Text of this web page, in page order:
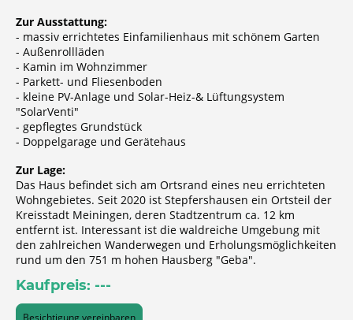
Zur Ausstattung:
- massiv errichtetes Einfamilienhaus mit schönem Garten
- Außenrollläden
- Kamin im Wohnzimmer
- Parkett- und Fliesenboden
- kleine PV-Anlage und Solar-Heiz-& Lüftungsystem
"SolarVenti"
- gepflegtes Grundstück
- Doppelgarage und Gerätehaus
Zur Lage:
Das Haus befindet sich am Ortsrand eines neu errichteten
Wohngebietes. Seit 2020 ist Stepfershausen ein Ortsteil der
Kreisstadt Meiningen, deren Stadtzentrum ca. 12 km
entfernt ist. Interessant ist die waldreiche Umgebung mit
den zahlreichen Wanderwegen und Erholungsmöglichkeiten
rund um den 751 m hohen Hausberg "Geba".
Kaufpreis: ---
Besichtigung vereinbaren